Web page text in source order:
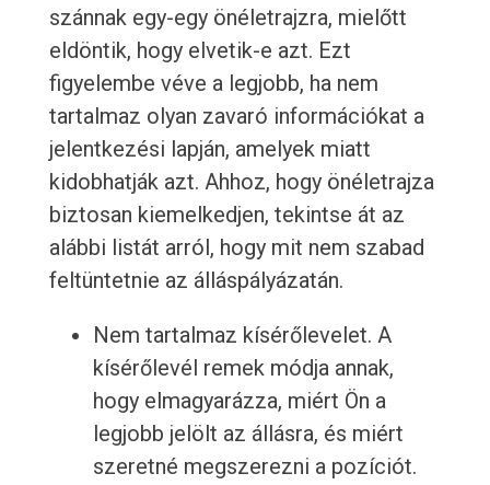
szánnak egy-egy önéletrajzra, mielőtt
eldöntik, hogy elvetik-e azt. Ezt
figyelembe véve a legjobb, ha nem
tartalmaz olyan zavaró információkat a
jelentkezési lapján, amelyek miatt
kidobhatják azt. Ahhoz, hogy önéletrajza
biztosan kiemelkedjen, tekintse át az
alábbi listát arról, hogy mit nem szabad
feltüntetnie az álláspályázatán.
Nem tartalmaz kísérőlevelet. A
kísérőlevél remek módja annak,
hogy elmagyarázza, miért Ön a
legjobb jelölt az állásra, és miért
szeretné megszerezni a pozíciót.